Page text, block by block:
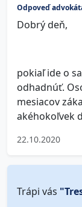
Odpoveď
Dobrý deň,
pokiaľ ide o
odhadnúť.
mesiacov
akéhokoľvek
22.10.2020
Trápi vás